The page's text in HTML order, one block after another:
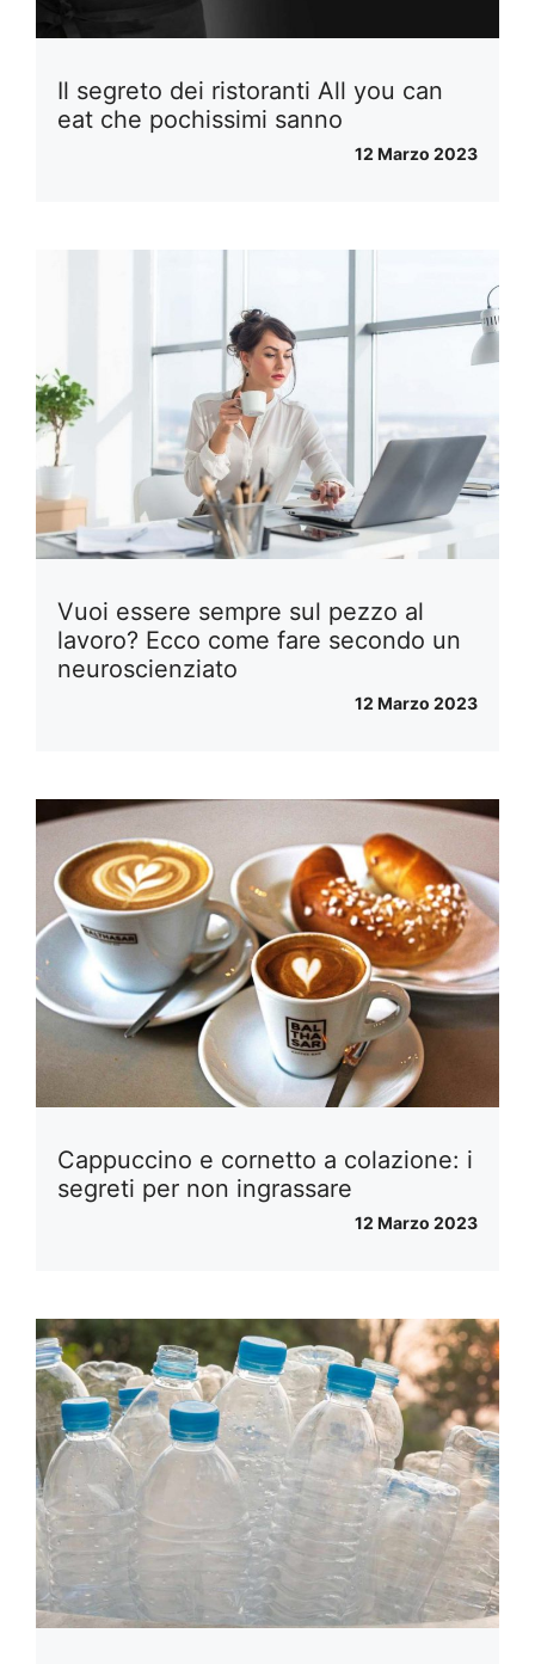
Il segreto dei ristoranti All you can
eat che pochissimi sanno
12 Marzo 2023
Vuoi essere sempre sul pezzo al
lavoro? Ecco come fare secondo un
neuroscienziato
12 Marzo 2023
Cappuccino e cornetto a colazione: i
segreti per non ingrassare
12 Marzo 2023